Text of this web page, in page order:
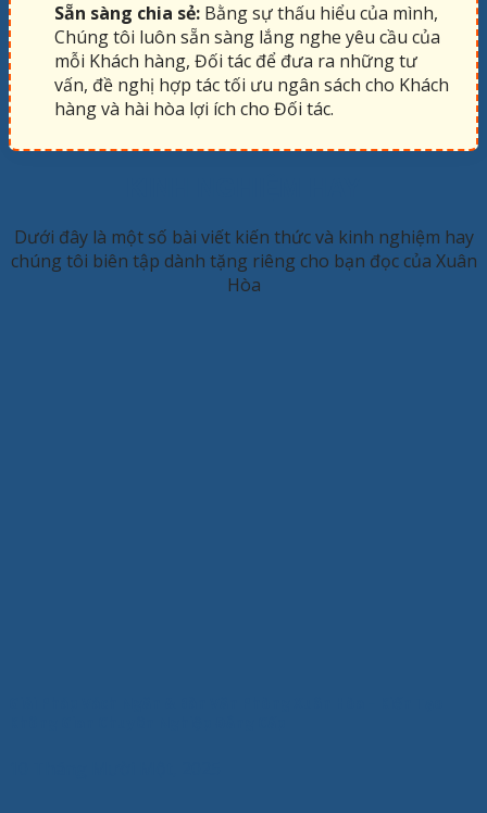
Sẵn sàng chia sẻ: Bằng sự thấu hiểu của mình,
Chúng tôi luôn sẵn sàng lắng nghe yêu cầu của
mỗi Khách hàng, Đối tác để đưa ra những tư
vấn, đề nghị hợp tác tối ưu ngân sách cho Khách
hàng và hài hòa lợi ích cho Đối tác.
Dưới đây là một số bài viết kiến thức và kinh nghiệm hay
chúng tôi biên tập dành tặng riêng cho bạn đọc của Xuân
Hòa